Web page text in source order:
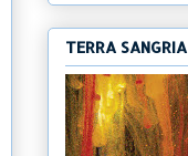
TERRA SANGRIA